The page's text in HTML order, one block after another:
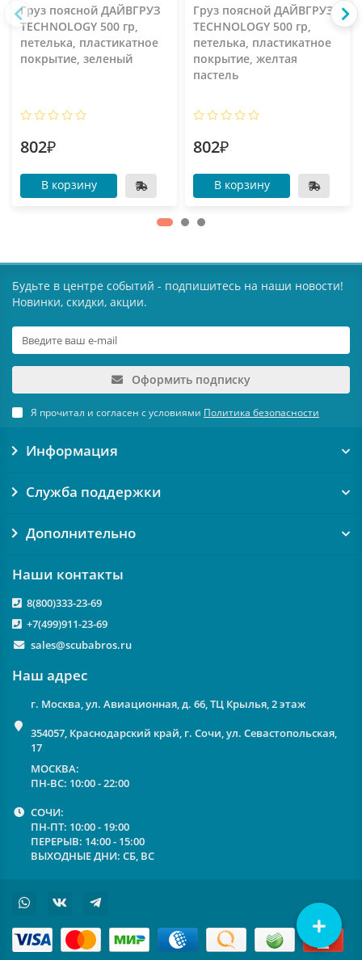
Груз поясной ДАЙВГРУЗ
TECHNOLOGY 500 гр,
петелька, пластикатное
покрытие, зеленый
802₽
В корзину
Груз поясной ДАЙВГРУЗ
TECHNOLOGY 500 гр,
петелька, пластикатное
покрытие, желтая
пастель
802₽
В корзину
Будьте в центре событий - подпишитесь на наши новости!
Новинки, скидки, акции.
Оформить подписку
Я прочитал и согласен с условиями Политика безопасности
Информация
Служба поддержки
Дополнительно
Наши контакты
8(800)333-23-69
+7(499)911-23-69
sales@scubabros.ru
Наш адрес
г. Москва, ул. Авиационная, д. 66, ТЦ Крылья, 2 этаж
354057, Краснодарский край, г. Сочи, ул. Севастопольская,
17
МОСКВА:
ПН-ВС: 10:00 - 22:00
СОЧИ:
ПН-ПТ: 10:00 - 19:00
ПЕРЕРЫВ: 14:00 - 15:00
ВЫХОДНЫЕ ДНИ: СБ, ВС